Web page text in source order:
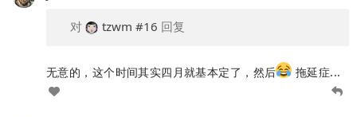
对 tzwm #16 回复
无意的，这个时间其实四月就基本定了，然后 拖延症...